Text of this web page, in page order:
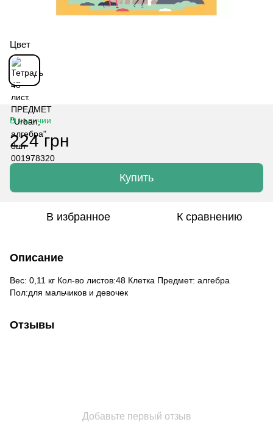
Цвет
В наличии
224 грн
Купить
В избранное К сравнению
Описание
Вес: 0,11 кг Кол-во листов:48 Клетка Предмет: алгебра
Пол:для мальчиков и девочек
Отзывы
Добавьте первый отзыв